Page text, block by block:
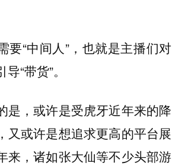
要“中间人”，也就是主播们对
“带货”。
是，或许是受虎牙近年来的降
又或许是想追求更高的平台展
来，诸如张大仙等不少头部游